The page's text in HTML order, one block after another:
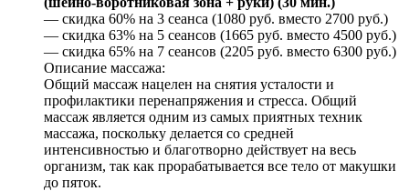
— скидка 60% на 3 сеанса (1080 руб. вместо 2700 руб.)
— скидка 63% на 5 сеансов (1665 руб. вместо 4500 руб.)
— скидка 65% на 7 сеансов (2205 руб. вместо 6300 руб.)
Описание массажа:
Общий массаж нацелен на снятия усталости и
профилактики перенапряжения и стресса. Общий
массаж является одним из самых приятных техник
массажа, поскольку делается со средней
интенсивностью и благотворно действует на весь
организм, так как прорабатывается все тело от макушки
до пяток.